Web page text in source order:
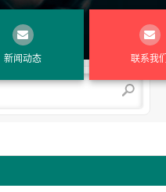
新闻动态 联系我们